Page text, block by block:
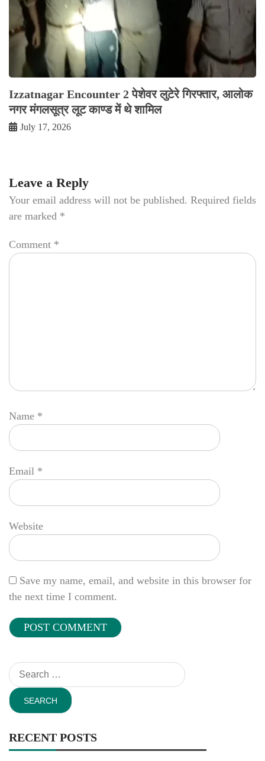
Izzatnagar Encounter 2 पेशेवर लुटेरे गिरफ्तार, आलोक
नगर मंगलसूत्र लूट काण्‍ड में थे शामिल
July 17, 2026
Leave a Reply
Your email address will not be published. Required fields
are marked *
Comment *
Name *
Email *
Website
Save my name, email, and website in this browser for
the next time I comment.
Search
for:
RECENT POSTS